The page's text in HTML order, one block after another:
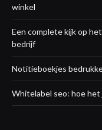
winkel
Een complete kijk op
bedrijf
Notitieboekjes
Whitelabel seo: hoe